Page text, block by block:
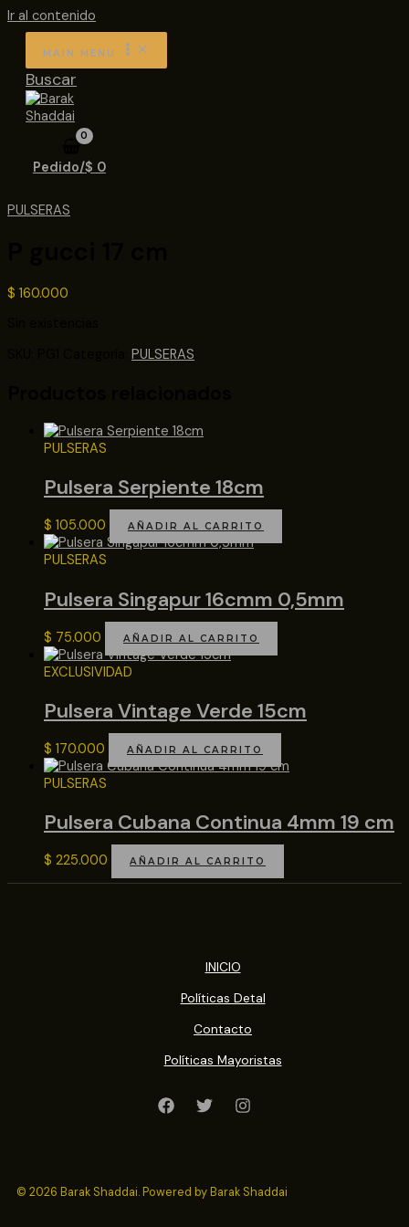
Ir al contenido
MAIN MENU
Buscar
Pedido/$ 0
PULSERAS
$ 160.000
PULSERAS
PULSERAS
Pulsera Serpiente 18cm
$ 105.000 AÑADIR AL CARRITO
PULSERAS
Pulsera Singapur 16cmm 0,5mm
$ 75.000 AÑADIR AL CARRITO
EXCLUSIVIDAD
Pulsera Vintage Verde 15cm
$ 170.000 AÑADIR AL CARRITO
PULSERAS
Pulsera Cubana Continua 4mm 19 cm
$ 225.000 AÑADIR AL CARRITO
INICIO
Políticas Detal
Contacto
Políticas Mayoristas
© 2026 Barak Shaddai. Powered by Barak Shaddai